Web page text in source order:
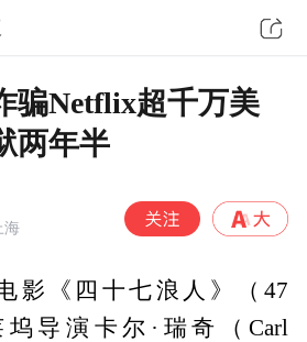
骗Netflix超千万美
两年半
海
影《四十七浪人》（47
坞导演卡尔·瑞奇（Carl